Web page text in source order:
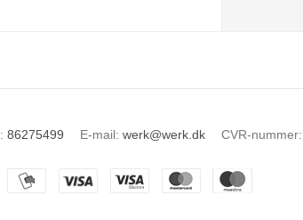
: 86275499 E-mail: werk@werk.dk CVR-nummer: